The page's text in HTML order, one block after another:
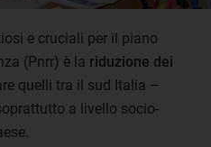
e cruciali per il piano
(Pnrr) è la riduzione dei
quelli tra il sud Italia –
a livello socio-